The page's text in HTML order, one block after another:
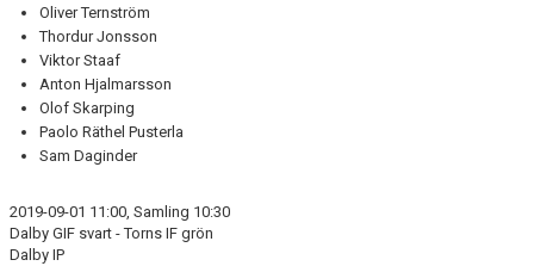
Oliver Ternström
Thordur Jonsson
Viktor Staaf
Anton Hjalmarsson
Olof Skarping
Paolo Räthel Pusterla
Sam Daginder
2019-09-01 11:00, Samling 10:30
Dalby GIF svart - Torns IF grön
Dalby IP